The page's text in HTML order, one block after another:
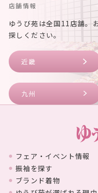
店舗情報
ゆうび苑は全国11店舗。
探しください。
近畿
九州
フェア・イベント情報
振袖を探す
ブランド着物